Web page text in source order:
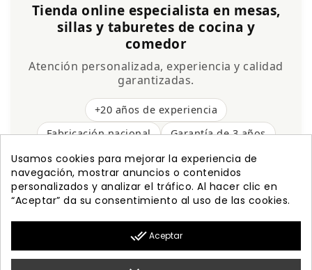
Tienda online especialista en mesas,
sillas y taburetes de cocina y
comedor
Atención personalizada, experiencia y calidad
garantizadas.
+20 años de experiencia
Fabricación nacional
Garantía de 3 años
Envío gratis
PRODUCTOS 

Usamos cookies para mejorar la experiencia de
navegación, mostrar anuncios o contenidos
personalizados y analizar el tráfico. Al hacer clic en
“Aceptar” da su consentimiento al uso de las cookies.
done_all Aceptar